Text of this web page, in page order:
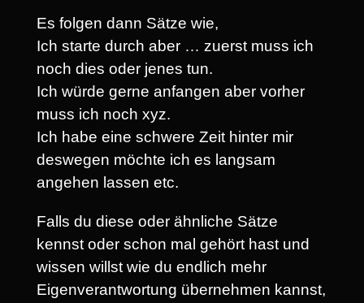
Es folgen dann Sätze wie,
Ich starte durch aber … zuerst muss ich
noch dies oder jenes tun.
Ich würde gerne anfangen aber vorher
muss ich noch xyz.
Ich habe eine schwere Zeit hinter mir
deswegen möchte ich es langsam
angehen lassen etc.
Falls du diese oder ähnliche Sätze
kennst oder schon mal gehört hast und
wissen willst wie du endlich mehr
Eigenverantwortung übernehmen kannst,